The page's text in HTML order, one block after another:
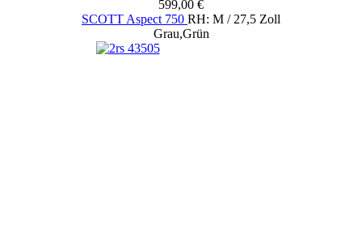
599,00 €
SCOTT Aspect 750 RH: M / 27,5 Zoll
Grau,Grün